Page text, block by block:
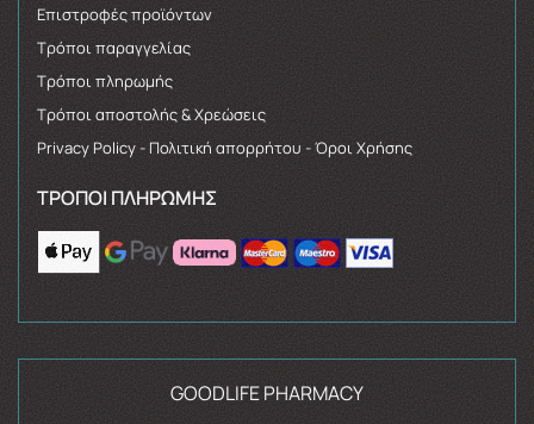
Επιστροφές προϊόντων
Τρόποι παραγγελίας
Τρόποι πληρωμής
Τρόποι αποστολής & Χρεώσεις
Privacy Policy - Πολιτική απορρήτου - Όροι Χρήσης
ΤΡΌΠΟΙ ΠΛΗΡΩΜΉΣ
GOODLIFE PHARMACY